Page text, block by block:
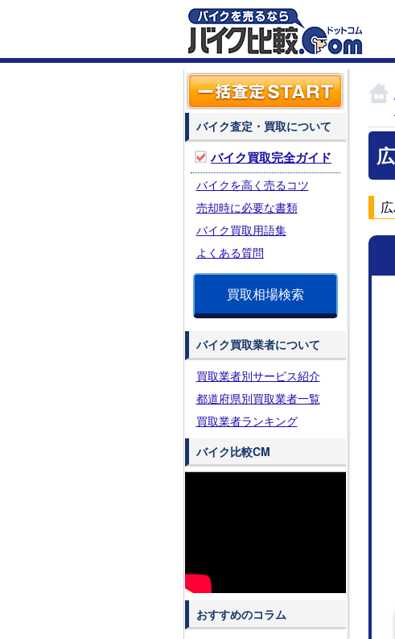
バイク査定・買取について
バイク買取完全ガイド
バイクを高く売るコツ
売却時に必要な書類
バイク買取用語集
よくある質問
買取相場検索
バイク買取業者について
買取業者別サービス紹介
都道府県別買取業者一覧
買取業者ランキング
バイク比較CM
おすすめのコラム